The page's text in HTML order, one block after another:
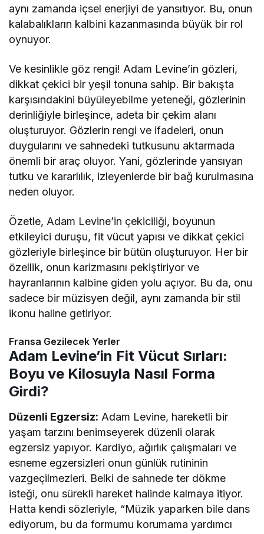
aynı zamanda içsel enerjiyi de yansıtıyor. Bu, onun
kalabalıkların kalbini kazanmasında büyük bir rol
oynuyor.
Ve kesinlikle göz rengi! Adam Levine’in gözleri,
dikkat çekici bir yeşil tonuna sahip. Bir bakışta
karşısındakini büyüleyebilme yeteneği, gözlerinin
derinliğiyle birleşince, adeta bir çekim alanı
oluşturuyor. Gözlerin rengi ve ifadeleri, onun
duygularını ve sahnedeki tutkusunu aktarmada
önemli bir araç oluyor. Yani, gözlerinde yansıyan
tutku ve kararlılık, izleyenlerde bir bağ kurulmasına
neden oluyor.
Özetle, Adam Levine’in çekiciliği, boyunun
etkileyici duruşu, fit vücut yapısı ve dikkat çekici
gözleriyle birleşince bir bütün oluşturuyor. Her bir
özellik, onun karizmasını pekiştiriyor ve
hayranlarının kalbine giden yolu açıyor. Bu da, onu
sadece bir müzisyen değil, aynı zamanda bir stil
ikonu haline getiriyor.
Fransa Gezilecek Yerler
Adam Levine’in Fit Vücut Sırları:
Boyu ve Kilosuyla Nasıl Forma
Girdi?
Düzenli Egzersiz: Adam Levine, hareketli bir
yaşam tarzını benimseyerek düzenli olarak
egzersiz yapıyor. Kardiyo, ağırlık çalışmaları ve
esneme egzersizleri onun günlük rutininin
vazgeçilmezleri. Belki de sahnede ter dökme
isteği, onu sürekli hareket halinde kalmaya itiyor.
Hatta kendi sözleriyle, “Müzik yaparken bile dans
ediyorum, bu da formumu korumama yardımcı